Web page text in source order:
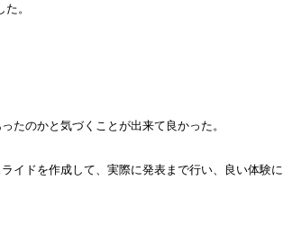
。
たのかと気づくことが出来て良かった。
イドを作成して、実際に発表まで行い、良い体験に